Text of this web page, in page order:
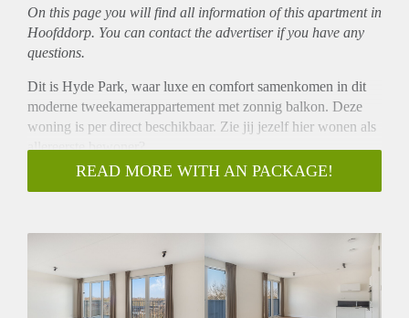
On this page you will find all information of this apartmentin
Hoofddorp. You can contact the advertiser if you have any
questions.
Dit is Hyde Park, waar luxe en comfort samenkomen in dit
moderne tweekamerappartement met zonnig balkon. Deze
woning is per direct beschikbaar. Zie jij jezelf hier wonen als
allereerste bewoner?
Dit prachtige appartement is gelegen in de moderne
nieuwbouwwijk Kensington Six, die naast het station ligt met
centrum van Hoofddorp met al zijn voorzieningen en
gemakken is ook binnen handbereik.
INDELING
Gemeenschappelijke entree, lift/trappenhuis naar vijfde
READ MORE WITH AN PACKAGE!